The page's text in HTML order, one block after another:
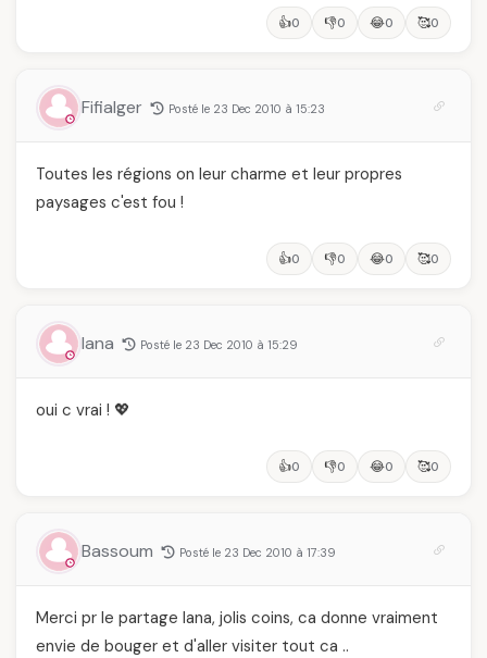
👍0 👎0 😂0 🥰0
Fifialger Posté le 23 Dec 2010 à 15:23
Toutes les régions on leur charme et leur propres
paysages c'est fou !
👍0 👎0 😂0 🥰0
lana Posté le 23 Dec 2010 à 15:29
oui c vrai ! 💖
👍0 👎0 😂0 🥰0
Bassoum Posté le 23 Dec 2010 à 17:39
Merci pr le partage lana, jolis coins, ca donne vraiment
envie de bouger et d'aller visiter tout ca ..